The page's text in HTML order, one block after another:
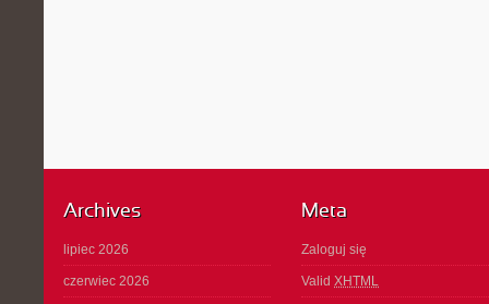
Archives
lipiec 2026
czerwiec 2026
Meta
Zaloguj się
Valid XHTML